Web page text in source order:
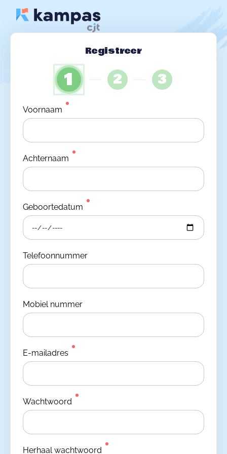
Registreer
1 2 3
Voornaam
Achternaam
Geboortedatum
Telefoonnummer
Mobiel nummer
E-mailadres
Wachtwoord
Herhaal wachtwoord